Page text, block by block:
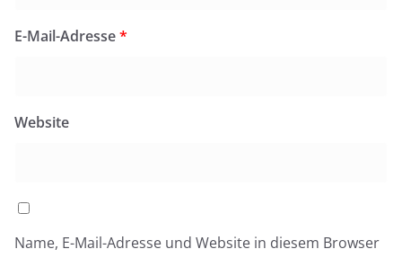
E-Mail-Adresse*
Website
Name, E-Mail-Adresse und Website in diesem Browser